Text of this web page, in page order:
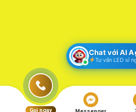
Chat với AI
Tư vấn LED sỉ
Gọi ngay